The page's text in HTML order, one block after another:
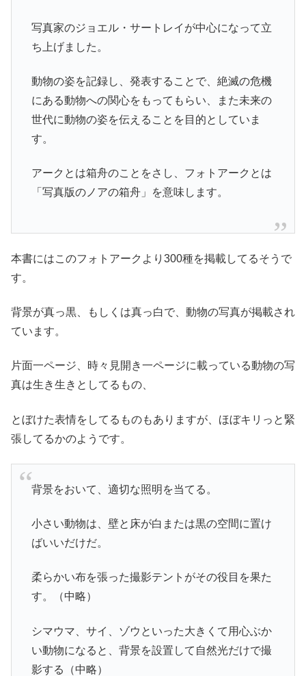
写真家のジョエル・サートレイが中心になって立
ち上げました。
動物の姿を記録し、発表することで、絶滅の危機
にある動物への関心をもってもらい、また未来の
世代に動物の姿を伝えることを目的としていま
す。
アークとは箱舟のことをさし、フォトアークとは
「写真版のノアの箱舟」を意味します。
本書にはこのフォトアークより300種を掲載してるそうで
す。
背景が真っ黒、もしくは真っ白で、動物の写真が掲載され
ています。
片面一ページ、時々見開き一ページに載っている動物の写
真は生き生きとしてるもの、
とぼけた表情をしてるものもありますが、ほぼキリっと緊
張してるかのようです。
背景をおいて、適切な照明を当てる。
小さい動物は、壁と床が白または黒の空間に置け
ばいいだけだ。
柔らかい布を張った撮影テントがその役目を果た
す。（中略）
シマウマ、サイ、ゾウといった大きくて用心ぶか
い動物になると、背景を設置して自然光だけで撮
影する（中略）